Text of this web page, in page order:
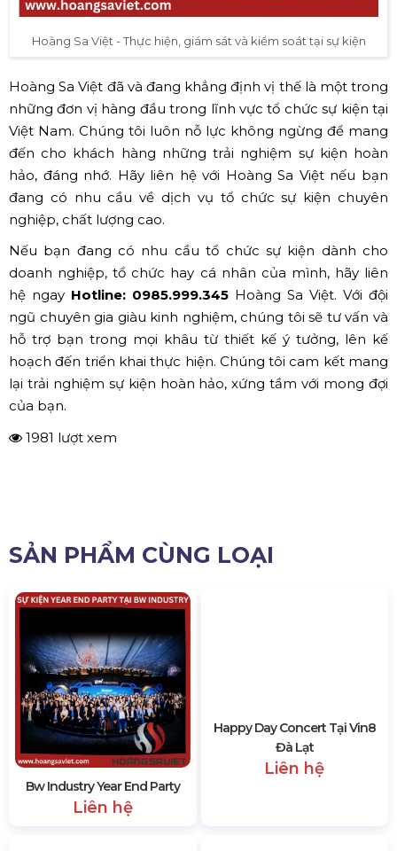
Hoàng Sa Việt - Thực hiện, giám sát và kiểm soát tại sự kiện
Hoàng Sa Việt đã và đang khẳng định vị thế là một trong
những đơn vị hàng đầu trong lĩnh vực tổ chức sự kiện tại
Việt Nam. Chúng tôi luôn nỗ lực không ngừng để mang
đến cho khách hàng những trải nghiệm sự kiện hoàn
hảo, đáng nhớ. Hãy liên hệ với Hoàng Sa Việt nếu bạn
đang có nhu cầu về dịch vụ tổ chức sự kiện chuyên
nghiệp, chất lượng cao.
Nếu bạn đang có nhu cầu tổ chức sự kiện dành cho
doanh nghiệp, tổ chức hay cá nhân của mình, hãy liên
hệ ngay Hotline: 0985.999.345 Hoàng Sa Việt. Với đội
ngũ chuyên gia giàu kinh nghiệm, chúng tôi sẽ tư vấn và
hỗ trợ bạn trong mọi khâu từ thiết kế ý tưởng, lên kế
hoạch đến triển khai thực hiện. Chúng tôi cam kết mang
lại trải nghiệm sự kiện hoàn hảo, xứng tầm với mong đợi
của bạn.
1981 lượt xem
SẢN PHẨM CÙNG LOẠI
Bw Industry Year End Party
Liên hệ